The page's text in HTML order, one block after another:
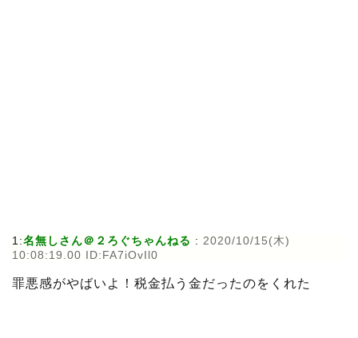
1:名無しさん＠２ろぐちゃんねる : 2020/10/15(木)
10:08:19.00 ID:FA7iOvIl0
罪悪感がやばいよ！税金払う金だったのをくれた